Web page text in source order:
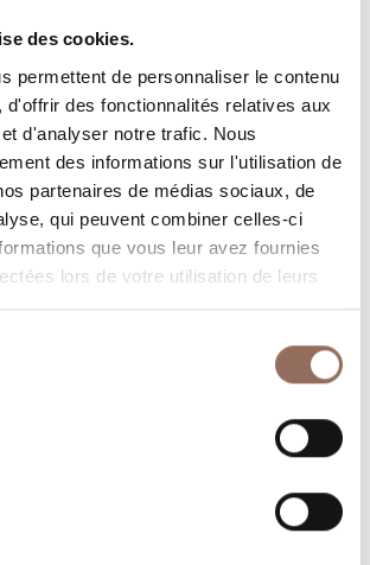
des cookies.
permettent de personnaliser le contenu
d'offrir des fonctionnalités relatives aux
d'analyser notre trafic. Nous
des informations sur l'utilisation de
partenaires de médias sociaux, de
qui peuvent combiner celles-ci
que vous leur avez fournies
lors de votre utilisation de leurs
vacances
dormir, où manger, quoi faire et visiter
de Langhe Monferrato Roero, tout en
œil sur la météo en temps réel
Où manger